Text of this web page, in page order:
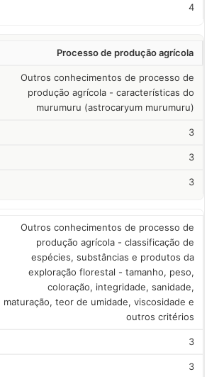
4
Processo de produção agrícola
Outros conhecimentos de processo de
produção agrícola - características do
murumuru (astrocaryum murumuru)
3
3
3
Outros conhecimentos de processo de
produção agrícola - classificação de
espécies, substâncias e produtos da
exploração florestal - tamanho, peso,
coloração, integridade, sanidade,
maturação, teor de umidade, viscosidade e
outros critérios
3
3